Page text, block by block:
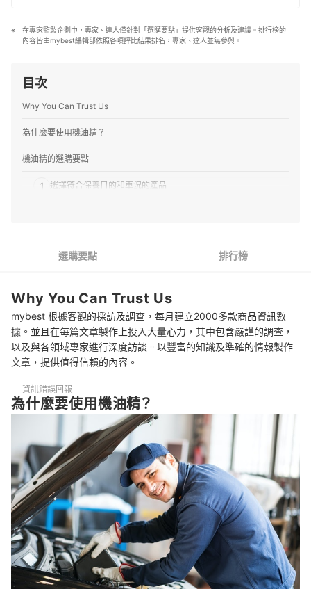
縣和熊本縣的電視訪問。
東東的簡介
在專家監製企劃中，專家、達人僅針對「選購要點」提供客觀的分析及建議。排行榜的
內容皆由mybest編輯部依照各項評比結果排名，專家、達人並無參與。
目次
Why You Can Trust Us
為什麼要使用機油精？
機油精的選購要點
1 選擇符合保養目的和車況的產品
4 參考口碑並確認是否符合愛車需求
機油精 推薦排行榜
機油精該如何保存？
不同品牌的機油精可以混合使用嗎？
照顧愛車的其他用品
選購要點 排行榜
Why You Can Trust Us
mybest 根據客觀的採訪及調查，每月建立2000多款商品資訊數
據。並且在每篇文章製作上投入大量心力，其中包含嚴謹的調查，
以及與各領域專家進行深度訪談。以豐富的知識及準確的情報製作
文章，提供值得信賴的內容。
資訊錯誤回報
為什麼要使用機油精？